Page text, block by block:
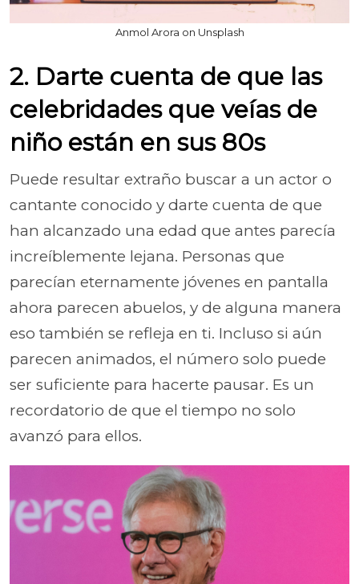
Anmol Arora on Unsplash
2. Darte cuenta de que las
celebridades que veías de
niño están en sus 80s
Puede resultar extraño buscar a un actor o
cantante conocido y darte cuenta de que
han alcanzado una edad que antes parecía
increíblemente lejana. Personas que
parecían eternamente jóvenes en pantalla
ahora parecen abuelos, y de alguna manera
eso también se refleja en ti. Incluso si aún
parecen animados, el número solo puede
ser suficiente para hacerte pausar. Es un
recordatorio de que el tiempo no solo
avanzó para ellos.